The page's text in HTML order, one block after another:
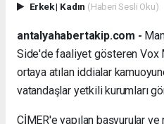
Erkek| Kadın (Haberi Sesli Oku)
antalyahabertakip.com -
Side'de faaliyet gösteren Vox
ortaya atılan iddialar
vatandaşlar yetkili kurumları
CİMER'e yapılan başvurular